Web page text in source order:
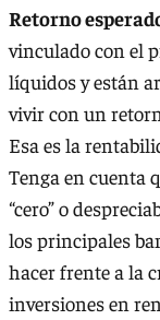
Retorno
vinculado con el
líquidos y están
vivir con un
Esa es la
Tenga en cuenta
“cero” o
los principales
hacer frente a la
inversiones en